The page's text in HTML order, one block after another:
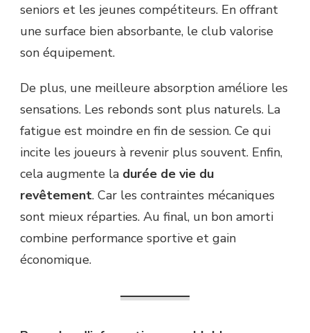
seniors et les jeunes compétiteurs. En offrant
une surface bien absorbante, le club valorise
son équipement.
De plus, une meilleure absorption améliore les
sensations. Les rebonds sont plus naturels. La
fatigue est moindre en fin de session. Ce qui
incite les joueurs à revenir plus souvent. Enfin,
cela augmente la durée de vie du
revêtement. Car les contraintes mécaniques
sont mieux réparties. Au final, un bon amorti
combine performance sportive et gain
économique.